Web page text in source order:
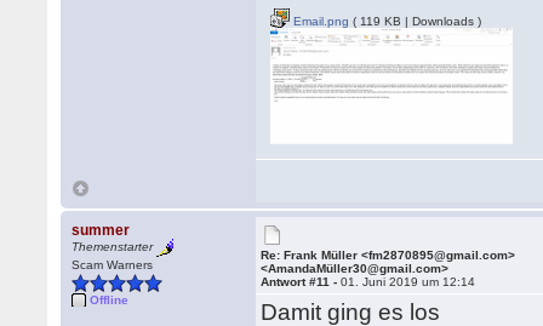
Email.png ( 119 KB | Downloads )
summer
Themenstarter
Scam Warners
Offline
Re: Frank Müller <fm2870895@gmail.com>
<AmandaMüller30@gmail.com>
Antwort #11 -01. Juni 2019 um 12:14
Damit ging es los